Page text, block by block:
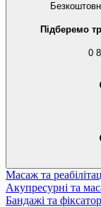
Підберемо
0
Масаж та
Акупресурні та
Бандажі та